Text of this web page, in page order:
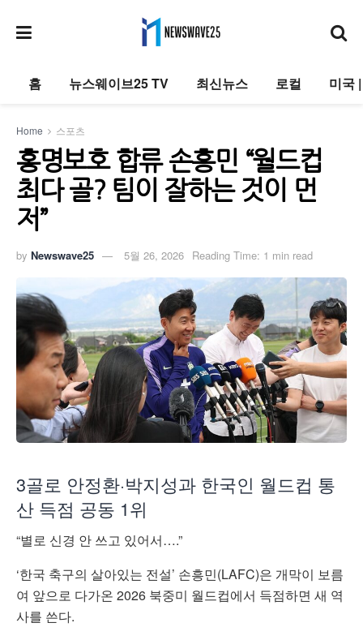
홈 뉴스웨이브25 TV 최신뉴스 로컬 미국
Home 스포츠
홍명보호 합류 손흥민 “월드컵
최다 골? 팀이 잘하는 것이 먼
저”
by Newswave25 5월 26, 2026 Reading Time: 1 min read
3골로 안정환·박지성과 한국인 월드컵 통
산 득점 공동 1위
“별로 신경 안 쓰고 있어서….”
‘한국 축구의 살아있는 전설’ 손흥민(LAFC)은 개막이 보름
여 앞으로 다가온 2026 북중미 월드컵에서 득점하면 새 역
사를 쓴다.